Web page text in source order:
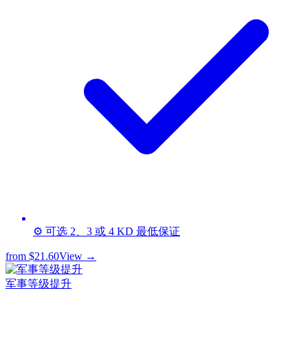
⚙️ 可选 2、3 或 4 KD 最低保证
from $21.60View →
军事等级提升